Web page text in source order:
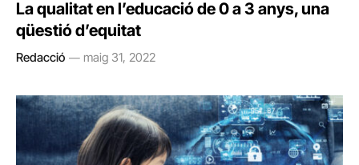
La qualitat en l’educació de 0 a 3 anys, una
qüestió d’equitat
Redacció maig 31, 2022